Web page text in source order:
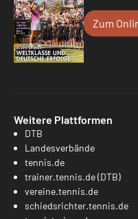
Zum
Weitere Plattformen
DTB
Landesverbände
tennis.de
trainer.tennis.de (DTB)
vereine.tennis.de
schiedsrichter.tennis.de